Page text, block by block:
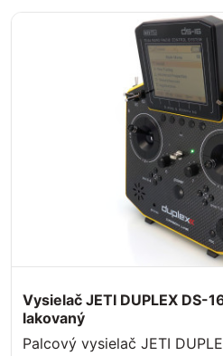
Vysielač JETI DUPLEX DS-
lakovaný
Palcový vysielač JETI